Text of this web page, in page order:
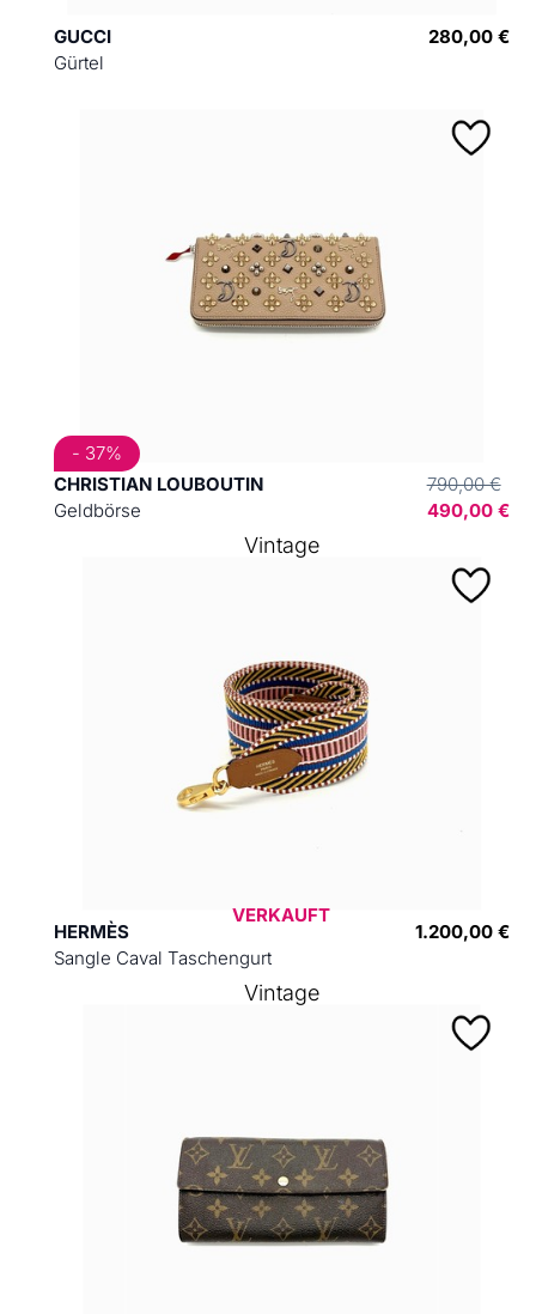
GUCCI
Gürtel
280,00 €
CHRISTIAN LOUBOUTIN
Geldbörse
790,00 €
490,00 €
- 37%
HERMÈS
Sangle Caval Taschengurt
1.200,00 €
VERKAUFT
Vintage
Vintage